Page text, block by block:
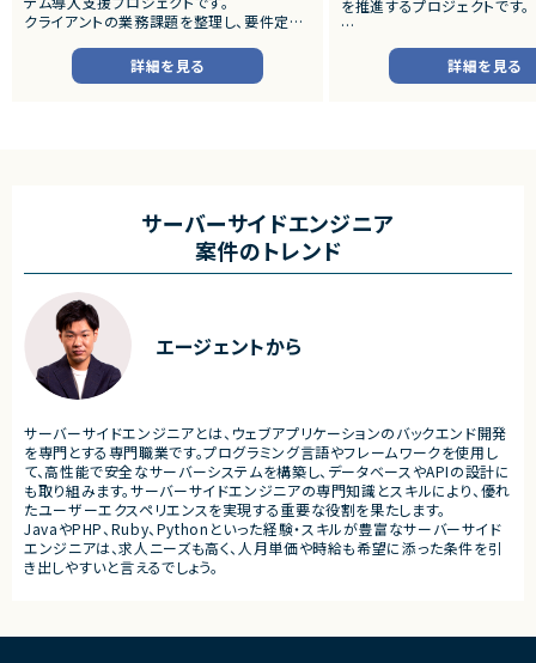
クライアントの業務課題を整理し、要件定義
だきます。
・詳細設計書、テスト仕様書等のドキュメント
・成果物レビューおよび品質管理
・開発メンバーへの技術支援、進捗管理
■体制
・少人数体制でのプロジェクト推進
・クライアントおよび開発メンバーとのコミュ
ニケーションあり
■募集背景
プロジェクト拡大に伴う増員募集
詳細を見る
を推進するプロジェクトです。
■プロダクトやサービスの概
・店舗向けスマホアプリおよ
システムの継続的なエンハ
・要件整理および要件定義支
・バックエンドシステムの設計
・リリース対応および品質向
■担当工程
・要件定義
・基本設計
・詳細設計
・実装
・テスト
・リリース対応
・全体約100名規模の大型プ
詳細を見る
サーバーサイドエンジニア
案件のトレンド
エージェントから
サーバーサイドエンジニアとは、ウェブアプリケーションのバックエンド開発
を専門とする専門職業です。プログラミング言語やフレームワークを使用し
て、高性能で安全なサーバーシステムを構築し、データベースやAPIの設計に
も取り組みます。サーバーサイドエンジニアの専門知識とスキルにより、優れ
たユーザーエクスペリエンスを実現する重要な役割を果たします。
JavaやPHP、Ruby、Pythonといった経験・スキルが豊富なサーバーサイド
エンジニアは、求人ニーズも高く、人月単価や時給も希望に添った条件を引
き出しやすいと言えるでしょう。